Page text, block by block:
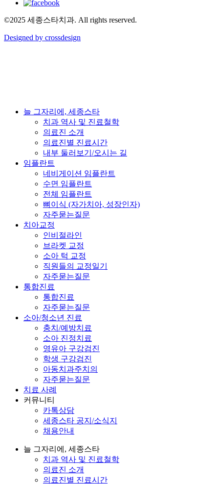
©2025 세종스타치과. All rights reserved.
Designed by crossdesign
Close
늘 그자리에, 세종스타
치과 역사 및 진료철학
의료진 소개
의료진별 진료시간
내부 둘러보기/오시는 길
임플란트
네비게이션 임플란트
수면 임플란트
전체 임플란트
뼈이식 (자가치아, 성장인자)
자주묻는질문
치아교정
인비절라인
브라켓 교정
소아 턱 교정
직원들의 교정일기
자주묻는질문
통합진료
통합진료
자주묻는질문
소아/청소년 진료
충치/예방치료
소아 진정치료
영유아 구강검진
학생 구강검진
아동치과주치의
자주묻는질문
치료 사례
커뮤니티
카톡상담
세종스타 공지/소식지
채용안내
늘 그자리에, 세종스타
치과 역사 및 진료철학
의료진 소개
의료진별 진료시간